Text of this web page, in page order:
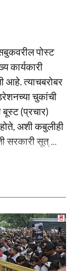
पोस्ट
कार्यकारी
आहे. त्याचबरोबर
चुकांची
(प्रचार)
अशी कबुलीही
सरकारी सूत् ...